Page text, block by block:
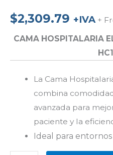
$2,309.79 +IVA +
CAMA HOSPITALARIA
La Cama
combina
avanzada para
paciente y la
Ideal para